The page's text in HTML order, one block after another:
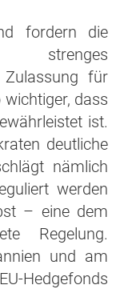
fordern die
strenges
Zulassung für
dass
ist.
deutliche
nämlich
werden
– eine dem
Regelung.
und am
Hedgefonds